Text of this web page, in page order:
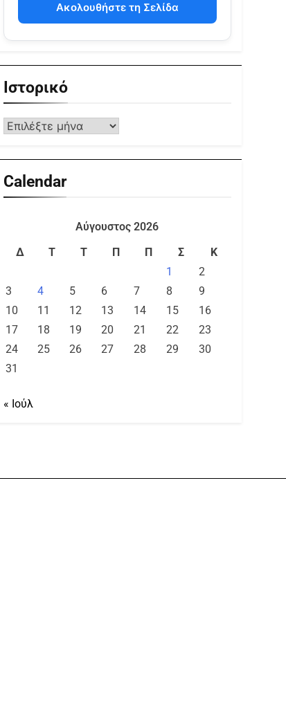
Ακολουθήστε τη Σελίδα
Ιστορικό
Calendar
Αύγουστος 2026
Δ
Τ Τ Π Π Σ
Κ
1
2
3
4 5 6 7 8
9
10
11 12 13 14 15
16
17
18 19 20 21 22
23
24
25 26 27 28 29
30
31
« Ιούλ